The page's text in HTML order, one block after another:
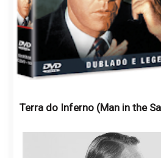
Terra do Inferno (Man in the